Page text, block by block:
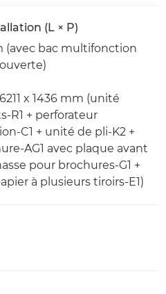
(L × P)
(avec bac multifonction
x 1436 mm (unité
R1 + perforateur
C1 + unité de pli-K2 +
AG1 avec plaque avant
pour brochures-G1 +
à plusieurs tiroirs-E1)